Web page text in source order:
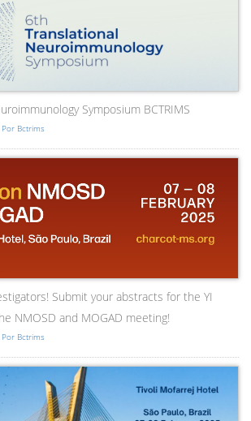
Symposium BCTRIMS
Por Bctrims
Submit your abstracts for the YI
NMOSD and MOGAD meeting!
Por Bctrims